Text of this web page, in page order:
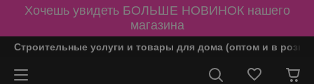
Хочешь увидеть БОЛЬШЕ НОВИНОК нашего
магазина
Строительные услуги и товары для дома (оптом и в